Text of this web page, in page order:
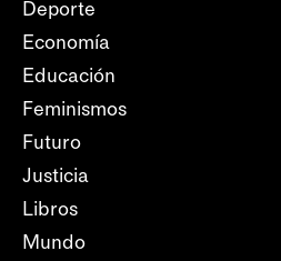
Deporte
Economía
Educación
Feminismos
Futuro
Justicia
Libros
Mundo